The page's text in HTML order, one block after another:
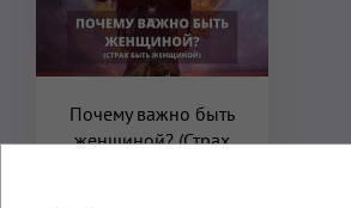
Почему важно быть
женщиной? (Страх